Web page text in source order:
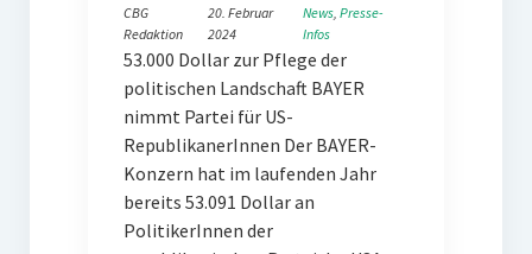
CBG
Redaktion
20. Februar
2024
News, Presse-
Infos
53.000 Dollar zur Pflege der
politischen Landschaft BAYER
nimmt Partei für US-
RepublikanerInnen Der BAYER-
Konzern hat im laufenden Jahr
bereits 53.091 Dollar an
PolitikerInnen der